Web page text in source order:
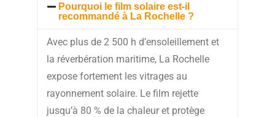
Pourquoi le film solaire est-il
recommandé à La Rochelle ?
Avec plus de 2 500 h d’ensoleillement et
la réverbération maritime, La Rochelle
expose fortement les vitrages au
rayonnement solaire. Le film rejette
jusqu’à 80 % de la chaleur et protège